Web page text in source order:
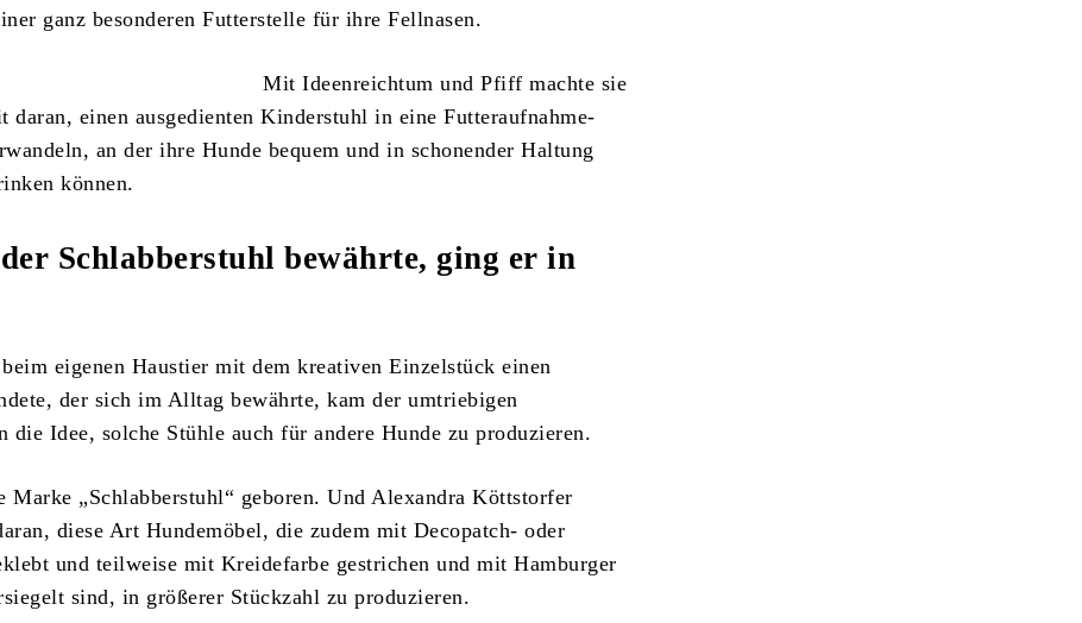
ganz besonderen Futterstelle für ihre Fellnasen.
Mit Ideenreichtum und Pfiff machte sie
daran, einen ausgedienten Kinderstuhl in eine Futteraufnahme-
an der ihre Hunde bequem und in schonender Haltung
können.
Schlabberstuhl bewährte, ging er in
eigenen Haustier mit dem kreativen Einzelstück einen
der sich im Alltag bewährte, kam der umtriebigen
die Idee, solche Stühle auch für andere Hunde zu produzieren.
Marke „Schlabberstuhl“ geboren. Und Alexandra Köttstorfer
diese Art Hundemöbel, die zudem mit Decopatch- oder
und teilweise mit Kreidefarbe gestrichen und mit Hamburger
sind, in größerer Stückzahl zu produzieren.